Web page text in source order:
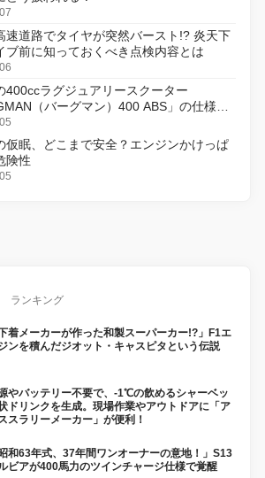
速道路でタイヤが突然バースト!? 炎天下
ブ前に知っておくべき点検内容とは
400ccラグジュアリースクーター
（バーグマン）400 ABS」の仕様を
8月18日に発売
仮眠、どこまで安全？エンジンかけっぱ
険性
ランキング
下着メーカーが作った和製スーパーカー!?」F1エ
ンを積んだジオット・キャスピタという伝説
やバッテリー不要で、-1℃の飲めるシャーベッ
状ドリンクを生成。現場作業やアウトドアに「ア
スラリーメーカー」が便利！
昭和63年式、37年間ワンオーナーの意地！」S13
ビアが400馬力のツインチャージ仕様で覚醒